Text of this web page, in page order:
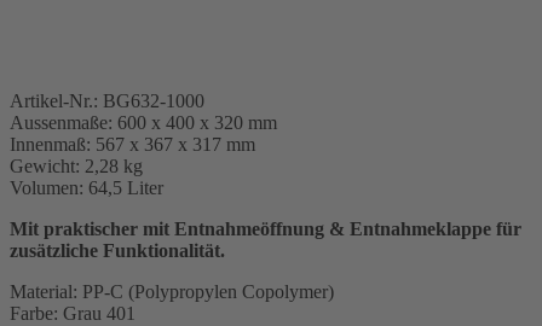
Artikel-Nr.: BG632-1000
Aussenmaße: 600 x 400 x 320 mm
Innenmaß: 567 x 367 x 317 mm
Gewicht: 2,28 kg
Volumen: 64,5 Liter
Mit praktischer mit Entnahmeöffnung & Entnahmeklappe für
zusätzliche Funktionalität.
Material: PP-C (Polypropylen Copolymer)
Farbe: Grau 401